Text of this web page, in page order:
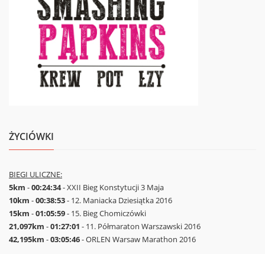
ŻYCIÓWKI
BIEGI ULICZNE:
5km -00:24:34- XXII Bieg Konstytucji 3 Maja
10km -00:38:53- 12. Maniacka Dziesiątka 2016
15km -01:05:59- 15. Bieg Chomiczówki
21,097km -01:27:01 - 11. Półmaraton Warszawski 2016
42,195km -03:05:46- ORLEN Warsaw Marathon 2016